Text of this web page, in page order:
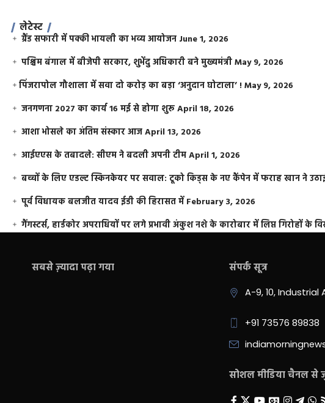
लेटेस्ट
ग्रैंड सफारी में पक्की भायली का भव्य आयोजन June 1, 2026
पश्चिम बंगाल में बीजेपी सरकार, शुभेंदु अधिकारी बने मुख्यमंत्रीMay 9, 2026
​पिंजरापोल गौशाला में सवा दो करोड़ का बड़ा ‘अनुदान घोटाला’ !May 9, 2026
जनगणना 2027 का कार्य 16 मई से होगा शुरूApril 18, 2026
आशा भोसले का अंतिम संस्कार आजApril 13, 2026
आईएएस के तबादले: सीएम ने बदली अपनी टीमApril 1, 2026
बच्चों के लिए एडल्ट स्किनकेयर पर सवाल: टूको किड्स के नए कैंपेन में फराह खान ने
पूर्व विधायक बलजीत यादव ईडी की हिरासत में February 3, 2026
गैंगस्टर्स, हार्डकोर अपराधियों पर लगे प्रभावी अंकुश नशे के कारोबार में लिप्त गिरोहों के
सबसे ज़्यादा पढ़ा गया संपर्क सूत्र
A-9, 10,
+91 73576 89838
सोशल मीडिया चैनल से